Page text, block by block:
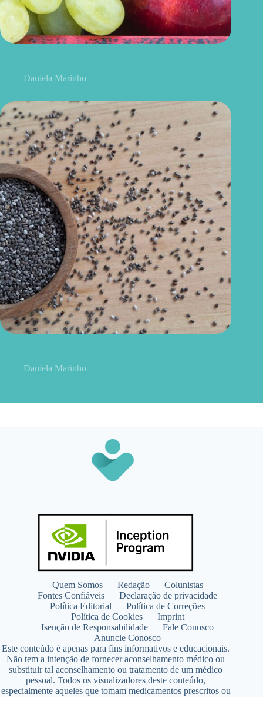
Daniela Marinho
Daniela Marinho
Quem Somos Redação
Colunistas
Fontes Confiáveis
Declaração de privacidade
Política Editorial
Política de Correções
Política de Cookies
Imprint
Isenção de Responsabilidade
Fale Conosco
Anuncie Conosco
Este conteúdo é apenas para fins informativos e educacionais.
Não tem a intenção de fornecer aconselhamento médico ou
substituir tal aconselhamento ou tratamento de um médico
pessoal. Todos os visualizadores deste conteúdo,
especialmente aqueles que tomam medicamentos prescritos ou